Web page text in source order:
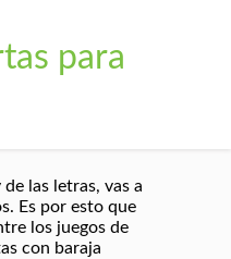
para
las letras, vas a
Es por esto que
los juegos de
con baraja